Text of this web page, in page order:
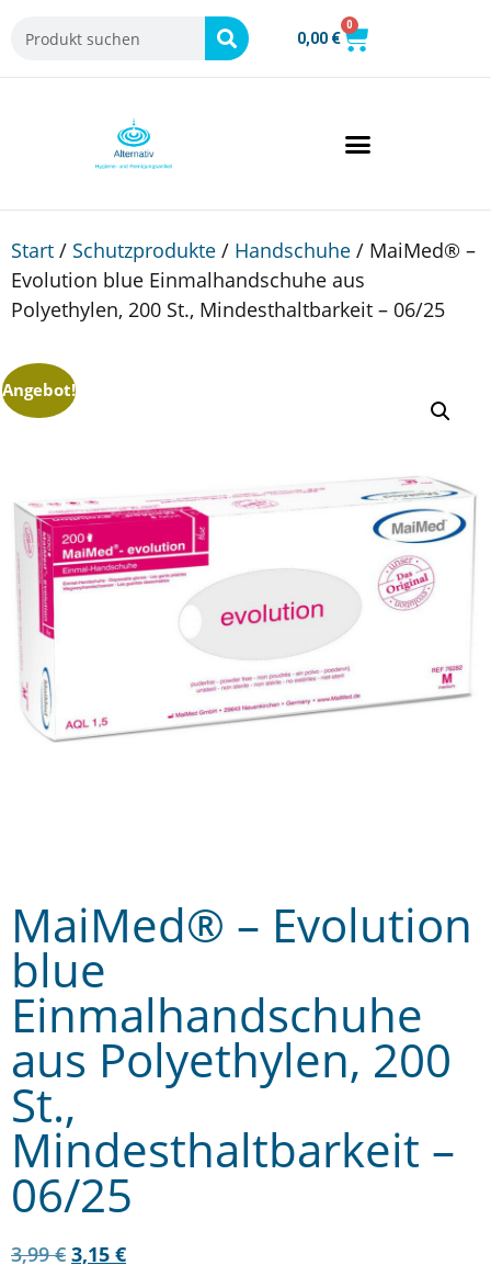
0,00 €
0
Start / Schutzprodukte / Handschuhe / MaiMed® –
Evolution blue Einmalhandschuhe aus
Polyethylen, 200 St., Mindesthaltbarkeit – 06/25
Angebot!
MaiMed® – Evolution
blue
Einmalhandschuhe
aus Polyethylen, 200
St.,
Mindesthaltbarkeit –
06/25
3,99€ 3,15 €